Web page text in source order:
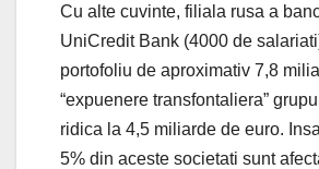
Cu alte cuvinte, filiala rusa a
UniCredit Bank (4000 de
portofoliu de aproximativ 7,8
“expuenere transfontaliera”
ridica la 4,5 miliarde de euro.
5% din aceste societati sunt